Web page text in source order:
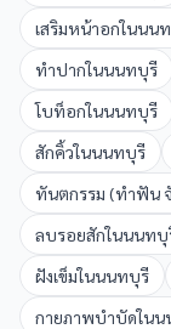
เสริมหน้าอกในนน
ทำปากในนนทบุรี
โบท็อกในนนทบุรี
สักคิ้วในนนทบุรี
ทันตกรรม (ทำฟัน
ลบรอยสักในนนทบุ
ฝังเข็มในนนทบุรี
กายภาพบำบัดในน